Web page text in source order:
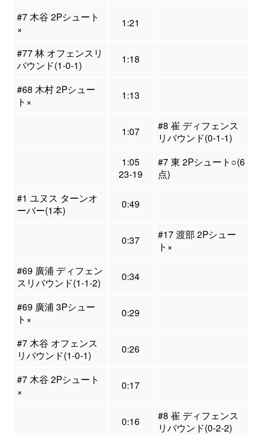
#7 木谷 2Pシュート
×
1:21
#77 林 オフェンスリ
バウンド(1-0-1)
1:18
#68 木村 2Pシュー
ト×
1:13
1:07
#8 崔 ディフェンス
リバウンド(0-1-1)
1:05
23-19
#7 東 2Pシュート○(6
点)
#1 ユヌス ターンオ
ーバー(1本)
0:49
0:37
#17 渡部 2Pシュー
ト×
#69 廣浦 ディフェン
スリバウンド(1-1-2)
0:34
#69 廣浦 3Pシュー
ト×
0:29
#7 木谷 オフェンス
リバウンド(1-0-1)
0:26
#7 木谷 2Pシュート
×
0:17
0:16
#8 崔 ディフェンス
リバウンド(0-2-2)